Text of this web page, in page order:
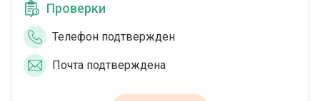
Проверки
Телефон подтвержден
Почта подтверждена